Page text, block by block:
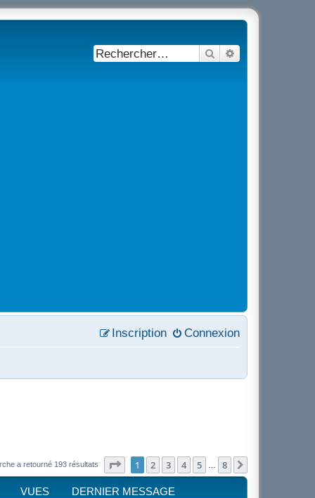
Rechercher
Connexion
Inscription
a retourné 193 résultats Page sur8
1 2 3 4 5 8
VUES DERNIER MESSAGE